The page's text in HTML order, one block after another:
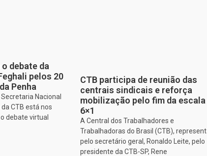
debate da
pelos 20
Penha
Nacional
CTB está nos
debate virtual
CTB participa de reunião das
centrais sindicais e reforça
mobilização pelo fim da escala
6×1
A Central dos Trabalhadores e
Trabalhadoras do Brasil (CTB),
pelo secretário geral, Ronaldo Leite, pelo
presidente da CTB-SP, Rene